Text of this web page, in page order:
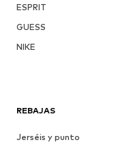
ESPRIT
GUESS
NIKE
REBAJAS
Jerséis y punto